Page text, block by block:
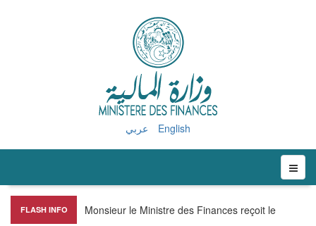
English
FLASH INFO
Monsieur le Ministre des Finances reçoit le